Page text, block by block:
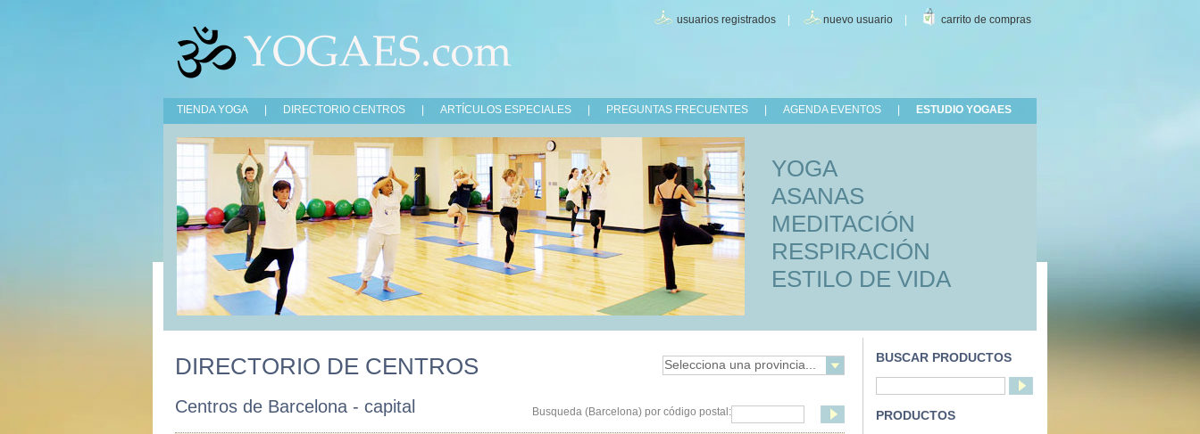
usuarios registrados nuevo usuario carrito de compras
TIENDA YOGA DIRECTORIO CENTROS ARTÍCULOS ESPECIALES PREGUNTAS FRECUENTES AGENDA EVENTOS ESTUDIO YOGAES
YOGA
ASANAS
MEDITACIÓN
RESPIRACIÓN
ESTILO DE VIDA
Selecciona una provincia...
DIRECTORIO DE CENTROS
Busqueda (Barcelona) por código postal:
Centros de Barcelona - capital
BUSCAR PRODUCTOS
PRODUCTOS